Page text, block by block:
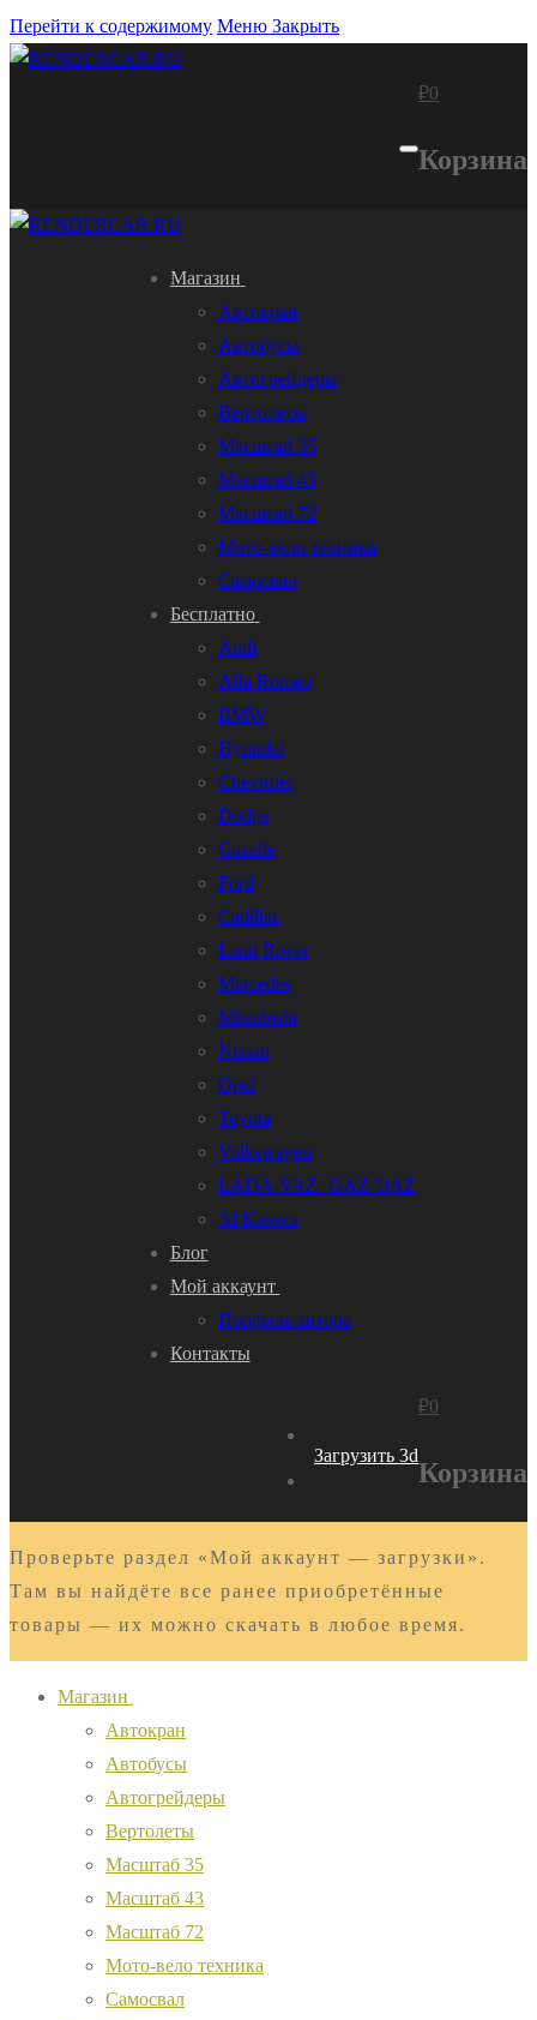
Перейти к содержимому Меню Закрыть
₽0
Корзина
Магазин
Автокран
Автобусы
Автогрейдеры
Вертолеты
Масштаб 35
Масштаб 43
Масштаб 72
Мото-вело техника
Самосвал
Бесплатно
Audi
Alfa Romeo
BMW
Hyundai
Chevrolet
Dodge
Gazelle
Ford
Cadillac
Land Rover
Mercedes
Mitsubishi
Nissan
Opel
Toyota
Volkswagen
LADA-VAZ- GAZ-UAZ
3d Колеса
Блог
Мой аккаунт
Профиль автора
Контакты
Загрузить 3d
₽0
Корзина
Проверьте раздел «Мой аккаунт — загрузки».
Там вы найдёте все ранее приобретённые
товары — их можно скачать в любое время.
Магазин
Автокран
Автобусы
Автогрейдеры
Вертолеты
Масштаб 35
Масштаб 43
Масштаб 72
Мото-вело техника
Самосвал